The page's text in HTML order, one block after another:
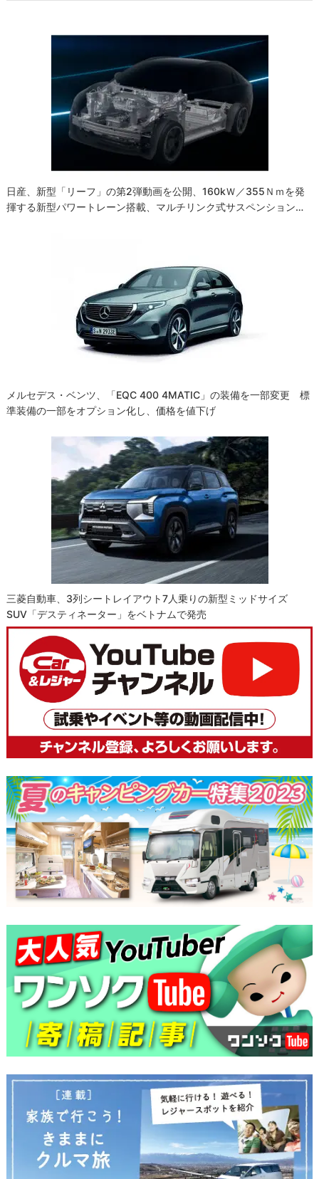
ビ
日産、新型「リーフ」の第2弾動画を公開、160kＷ／355Ｎｍを発
揮する新型パワートレーン搭載、マルチリンク式サスペンション…
メルセデス・ベンツ、「EQC 400 4MATIC」の装備を一部変更 標
準装備の一部をオプション化し、価格を値下げ
三菱自動車、3列シートレイアウト7人乗りの新型ミッドサイズ
SUV「デスティネーター」をベトナムで発売